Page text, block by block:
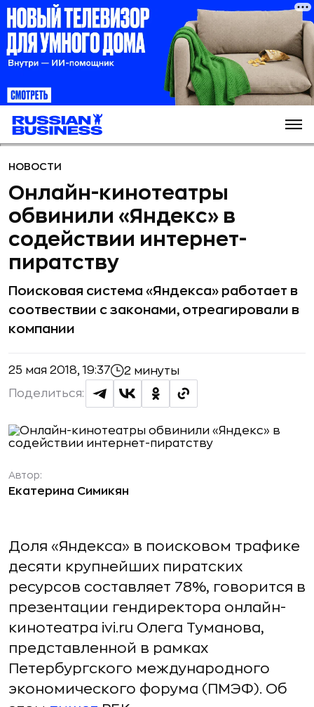
НОВОСТИ
Онлайн-кинотеатры
обвинили «Яндекс» в
содействии интернет-
пиратству
Поисковая система «Яндекса» работает в
соотвествии с законами, отреагировали в
компании
25 мая 2018, 19:37 2 минуты
Поделиться:
Автор:
Екатерина Симикян
Доля «Яндекса» в поисковом трафике
десяти крупнейших пиратских
ресурсов составляет 78%, говорится в
презентации гендиректора онлайн-
кинотеатра ivi.ru Олега Туманова,
представленной в рамках
Петербургского международного
экономического форума (ПМЭФ). Об